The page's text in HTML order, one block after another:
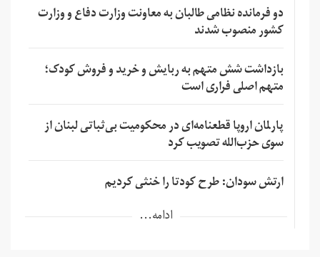
دو فرمانده نظامی طالبان به معاونت وزارت دفاع و وزارت
کشور منصوب شدند
بازداشت شش متهم به ربایش و خرید و فروش کودک؛
متهم اصلی فراری است
پارلمان اروپا قطعنامه‌ای در محکومیت بی‌ثباتی لبنان از
سوی حزب‌الله تصویب کرد
ارتش سودان: طرح کودتا را خنثی کردیم
ادامه...